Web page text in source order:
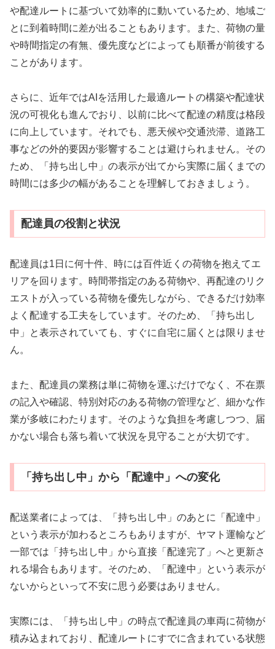
や配達ルートに基づいて効率的に動いているため、地域ご
とに到着時間に差が出ることもあります。また、荷物の量
や時間指定の有無、優先度などによっても順番が前後する
ことがあります。
さらに、近年ではAIを活用した最適ルートの構築や配達状
況の可視化も進んでおり、以前に比べて配達の精度は格段
に向上しています。それでも、悪天候や交通渋滞、道路工
事などの外的要因が影響することは避けられません。その
ため、「持ち出し中」の表示が出てから実際に届くまでの
時間には多少の幅があることを理解しておきましょう。
配達員の役割と状況
配達員は1日に何十件、時には百件近くの荷物を抱えてエ
リアを回ります。時間帯指定のある荷物や、再配達のリク
エストが入っている荷物を優先しながら、できるだけ効率
よく配達する工夫をしています。そのため、「持ち出し
中」と表示されていても、すぐに自宅に届くとは限りませ
ん。
また、配達員の業務は単に荷物を運ぶだけでなく、不在票
の記入や確認、特別対応のある荷物の管理など、細かな作
業が多岐にわたります。そのような負担を考慮しつつ、届
かない場合も落ち着いて状況を見守ることが大切です。
「持ち出し中」から「配達中」への変化
配送業者によっては、「持ち出し中」のあとに「配達中」
という表示が加わるところもありますが、ヤマト運輸など
一部では「持ち出し中」から直接「配達完了」へと更新さ
れる場合もあります。そのため、「配達中」という表示が
ないからといって不安に思う必要はありません。
実際には、「持ち出し中」の時点で配達員の車両に荷物が
積み込まれており、配達ルートにすでに含まれている状態